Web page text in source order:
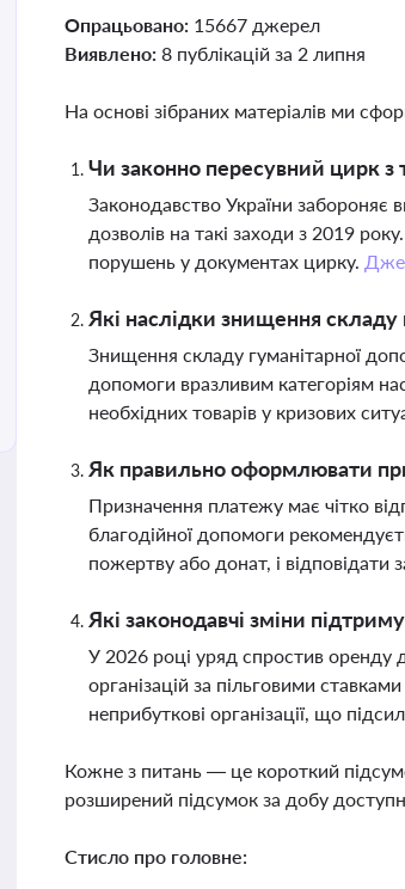
Опрацьовано: 15667 джерел
Виявлено: 8 публікацій за 2 липня
На основі зібраних матеріалів ми
Чи законно пересувний цирк з
Законодавство України забороняє
дозволів на такі заходи з 2019
порушень у документах цирку.
Які наслідки знищення складу
Знищення складу гуманітарної
допомоги вразливим категоріям
необхідних товарів у кризових
Як правильно оформлювати
Призначення платежу має чітко
благодійної допомоги
пожертву або донат, і відповідати
Які законодавчі зміни
У 2026 році уряд спростив оренду
організацій за пільговими
неприбуткові організації, що
Кожне з питань — це короткий
розширений підсумок за добу
Стисло про головне: